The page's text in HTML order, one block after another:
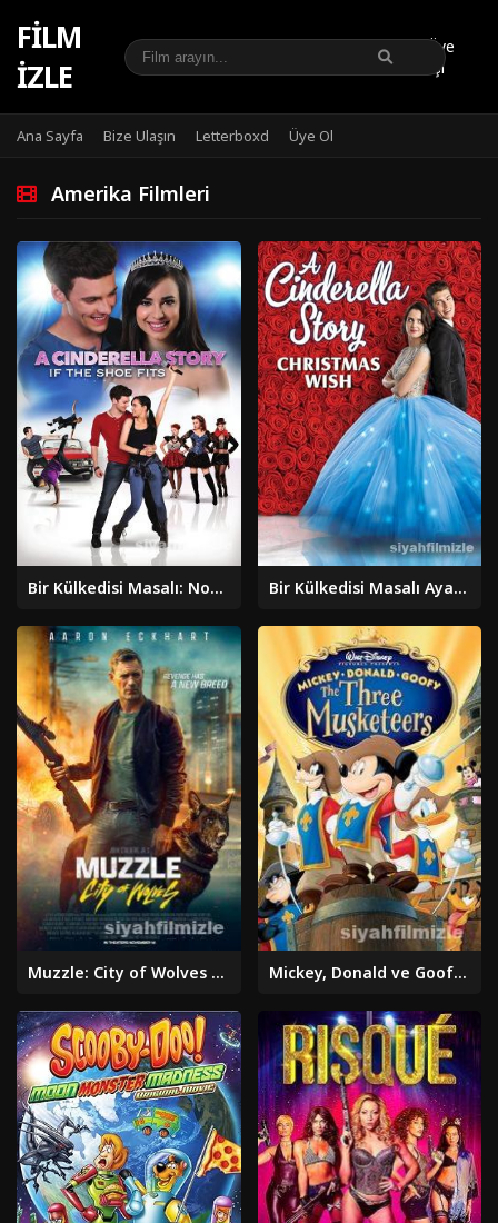
FILM
IZLE
Üye
Girişi
Ana Sayfa Bize Ulaşın Letterboxd Üye Ol
Amerika Filmleri
Bir Külkedisi Masalı: Noel Dileği 2019 Filmi Full izle Bir Külkedisi Masalı Ayakkabı Uyarsa 2016 Filmi Full izle
Muzzle: City of Wolves 2025 Türkçe Dublaj Altyazılı izle Mickey, Donald ve Goofy: Üç Silahşörler 2004 Filmi Full izle